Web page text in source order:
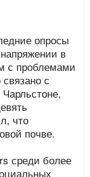
опросы
в
с проблемами
с
что
почве.
среди более